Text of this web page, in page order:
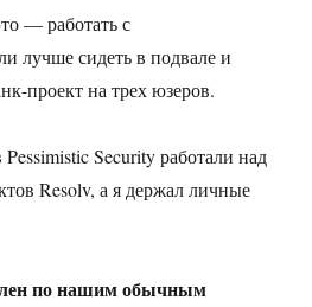
— работать с
лучше сидеть в подвале и
проект на трех юзеров.
Security работали над
Resolv, а я держал личные
по нашим обычным